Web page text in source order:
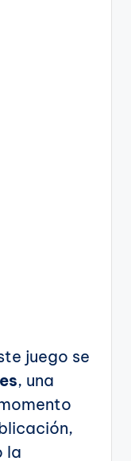
juego se
, una
la